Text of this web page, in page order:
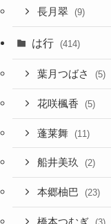
長月翠 (9)
は行 (414)
葉月つばさ (5)
花咲楓香 (5)
蓬莱舞 (11)
船井美玖 (2)
本郷柚巴 (23)